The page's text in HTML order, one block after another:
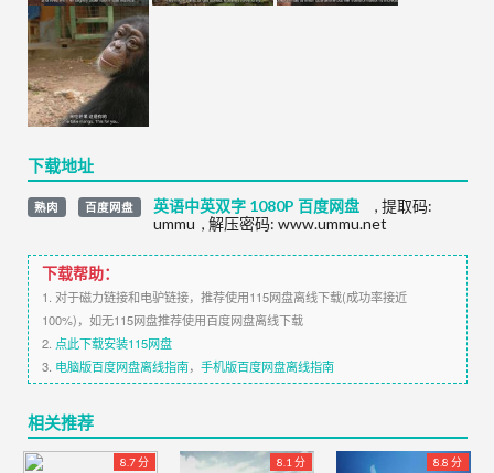
下载地址
熟肉 百度网盘 英语中英双字 1080P 百度网盘 , 提取码:
ummu , 解压密码: www.ummu.net
下载帮助：
1. 对于磁力链接和电驴链接，推荐使用115网盘离线下载(成功率接近
100%)，如无115网盘推荐使用百度网盘离线下载
2. 点此下载安装115网盘
3. 电脑版百度网盘离线指南， 手机版百度网盘离线指南
相关推荐
8.7 分 8.1 分 8.8 分